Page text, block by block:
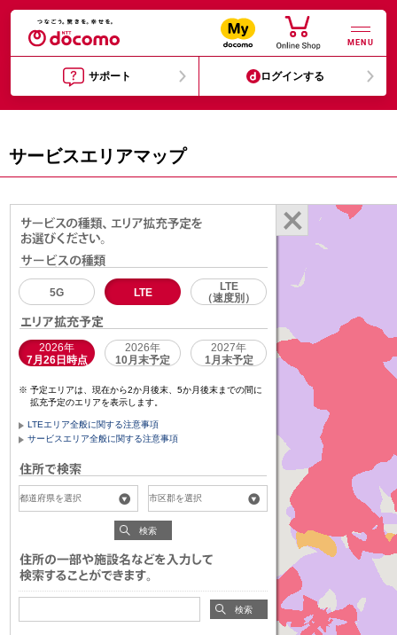
MENU
サポート ログインする
サービスエリアマップ
5G LTE
LTE
（速度別）
2026年
7月26日時点
2026年
10月末予定
2027年
1月末予定
予定エリアは、現在から2か月後末、5か月後末までの間に
拡充予定のエリアを表示します。
LTEエリア全般に関する注意事項
サービスエリア全般に関する注意事項
検索
検索